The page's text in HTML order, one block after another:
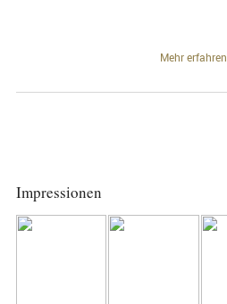
Mehr erfahren
Impressionen